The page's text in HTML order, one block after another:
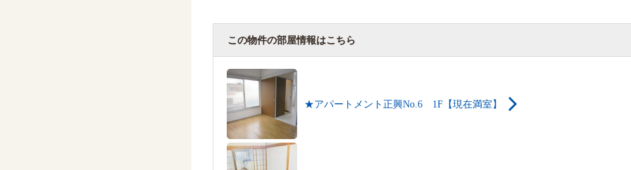
この物件の部屋情報はこちら
★アパートメント正興No.6 1F【現在満室】